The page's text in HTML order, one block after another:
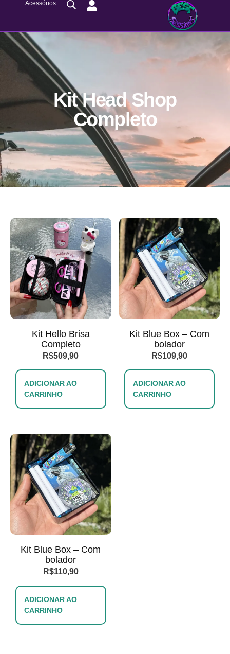
Acessórios
Kit Head Shop
Completo
Kit Hello Brisa
Completo
R$509,90
ADICIONAR AO
CARRINHO
Kit Blue Box – Com
bolador
R$109,90
ADICIONAR AO
CARRINHO
Kit Blue Box – Com
bolador
R$110,90
ADICIONAR AO
CARRINHO